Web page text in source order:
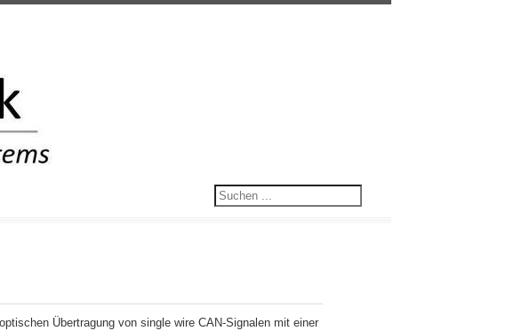
Übertragung von single wire CAN-Signalen mit einer